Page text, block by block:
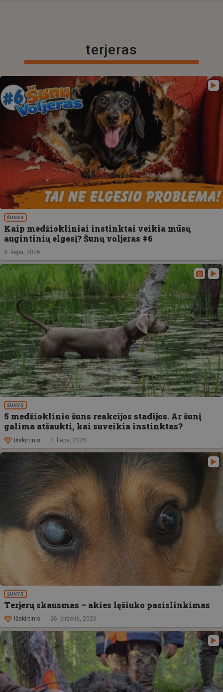
terjeras
ŠUNYS
Kaip medžiokliniai instinktai veikia mūsų
augintinių elgesį? Šunų voljeras #6
9. liepa, 2026
ŠUNYS
5 medžioklinio šuns reakcijos stadijos. Ar šunį
galima atšaukti, kai suveikia instinktas?
Išskirtinis 4. liepa, 2026
ŠUNYS
Terjerų skausmas – akies lęšiuko pasislinkimas
Išskirtinis 26. birželis, 2026